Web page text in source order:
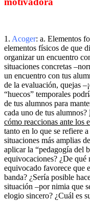
1. Acoger: a. Elementos
elementos físicos de que
organizar un encuentro
situaciones concretas
un encuentro con tus
de la evaluación, quejas
“huecos” temporales
de tus alumnos para
cada uno de tus alumnos?
cómo reaccionas ante los
tanto en lo que se refiere
situaciones más amplias
aplicar la “pedagogía del
equivocaciones? ¿De qué
equivocado favorece que
banda? ¿Sería posible
situación –por nimia que
elogio sincero? ¿Cuál es